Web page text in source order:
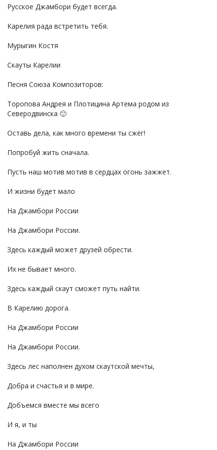
Русское Джамбори будет всегда.
Карелия рада встретить тебя.
Мурыгин Костя
Скауты Карелии
Песня Союза Композиторов:
Торопова Андрея и Плотицина Артема родом из
Северодвинска 🙂
Оставь дела, как много времени ты сжёг!
Попробуй жить сначала.
Пусть наш мотив мотив в сердцах огонь зажжет.
И жизни будет мало
На Джамбори России
На Джамбори России.
Здесь каждый может друзей обрести.
Их не бывает много.
Здесь каждый скаут сможет путь найти.
В Карелию дорога.
На Джамбори России
На Джамбори России.
Здесь лес наполнен духом скаутской мечты,
Добра и счастья и в мире.
Добъемся вместе мы всего
И я, и ты
На Джамбори России